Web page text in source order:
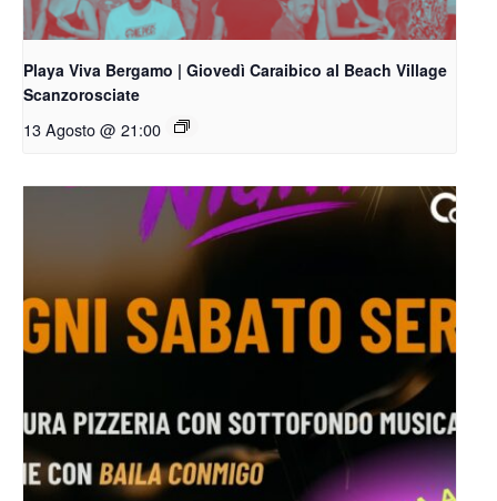
Playa Viva Bergamo | Giovedì Caraibico al Beach Village
Scanzorosciate
13 Agosto @ 21:00